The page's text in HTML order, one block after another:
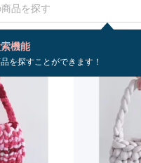
機能
を探すことができます！